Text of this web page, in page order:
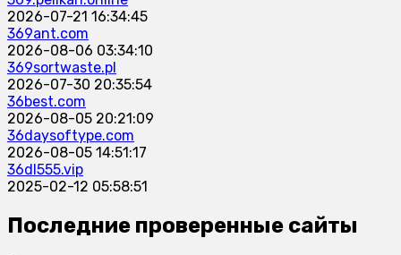
2026-07-21 16:34:45
369ant.com
2026-08-06 03:34:10
369sortwaste.pl
2026-07-30 20:35:54
36best.com
2026-08-05 20:21:09
36daysoftype.com
2026-08-05 14:51:17
36dl555.vip
2025-02-12 05:58:51
Последние проверенные сайты